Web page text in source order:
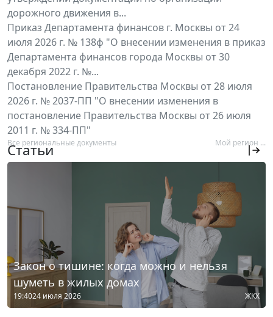
дорожного движения в...
Приказ Департамента финансов г. Москвы от 24
июля 2026 г. № 138ф "О внесении изменения в приказ
Департамента финансов города Москвы от 30
декабря 2022 г. №...
Постановление Правительства Москвы от 28 июля
2026 г. № 2037-ПП "О внесении изменения в
постановление Правительства Москвы от 26 июля
2011 г. № 334-ПП"
Все региональные документы Мой регион ...
Статьи
Закон о тишине: когда можно и нельзя
шуметь в жилых домах
19:4024 июля 2026 ЖКХ